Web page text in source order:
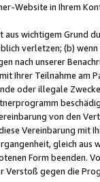
Website in Ihrem
aus wichtigem Grund
verletzen; (b)
nach unserer
Ihrer Teilnahme am
oder illegale
von den
Vereinbarung mit
gleich
Form beenden.
Verstoß gegen die